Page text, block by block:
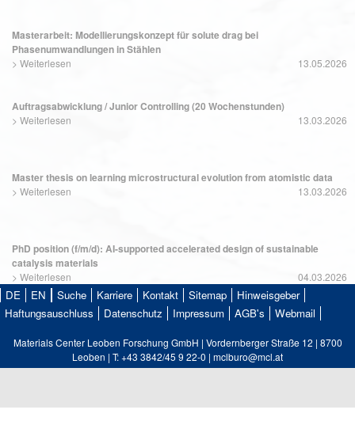
Masterarbeit: Modellierungskonzept für solute drag bei
Phasenumwandlungen in Stählen
> Weiterlesen 13.05.2026
Auftragsabwicklung / Junior Controlling (20 Wochenstunden)
> Weiterlesen 13.03.2026
Master thesis on learning microstructural evolution from atomistic data
> Weiterlesen 13.03.2026
PhD position (f/m/d): AI-supported accelerated design of sustainable
catalysis materials
> Weiterlesen 04.03.2026
DE EN Suche Karriere Kontakt Sitemap
Hinweisgeber
Haftungsauschluss
Datenschutz Impressum AGB's Webmail
Materials Center Leoben Forschung GmbH | Vordernberger Straße 12 | 8700
Leoben | T: +43 3842/45 9 22-0 | mclburo@mcl.at